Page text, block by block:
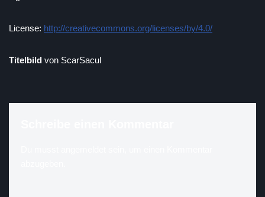
License: http://creativecommons.org/licenses/by/4.0/
Titelbild von ScarSacul